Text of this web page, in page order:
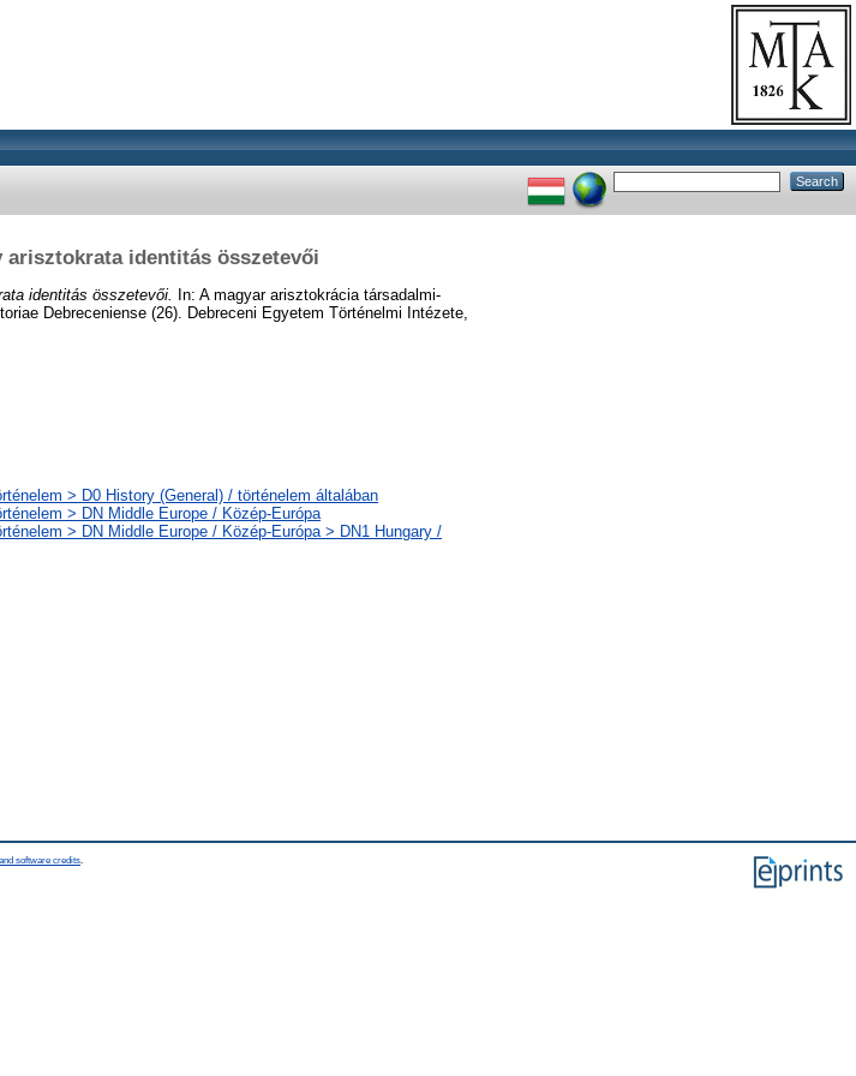
identitás összetevői
identitás összetevői. In: A magyar arisztokrácia társadalmi-
Debreceniense (26). Debreceni Egyetem Történelmi Intézete,
> D0 History (General) / történelem általában
> DN Middle Europe / Közép-Európa
> DN Middle Europe / Közép-Európa > DN1 Hungary /
software credits